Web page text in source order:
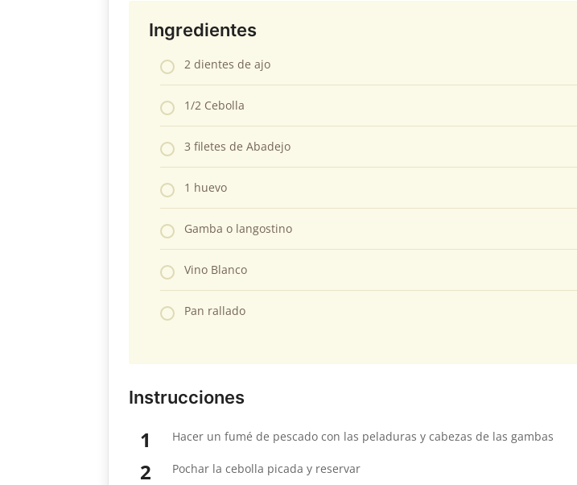
Ingredientes
2 dientes de ajo
1/2 Cebolla
3 filetes de Abadejo
1 huevo
Gamba o langostino
Vino Blanco
Pan rallado
Instrucciones
Hacer un fumé de pescado con las peladuras y cabezas de las gambas
Pochar la cebolla picada y reservar